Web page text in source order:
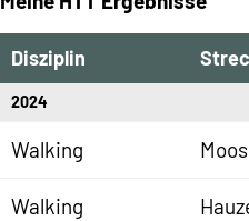
Disziplin
2024
Walking Moos
Walking